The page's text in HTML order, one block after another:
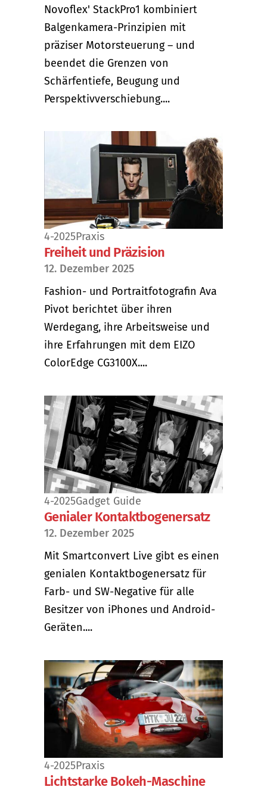
Novoflex' StackPro1 kombiniert
Balgenkamera-Prinzipien mit
präziser Motorsteuerung – und
beendet die Grenzen von
Schärfentiefe, Beugung und
Perspektivverschiebung....
4-2025Praxis
Freiheit und Präzision
12. Dezember 2025
Fashion- und Portraitfotografin Ava
Pivot berichtet über ihren
Werdegang, ihre Arbeitsweise und
ihre Erfahrungen mit dem EIZO
ColorEdge CG3100X....
4-2025Gadget Guide
Genialer Kontaktbogenersatz
12. Dezember 2025
Mit Smartconvert Live gibt es einen
genialen Kontaktbogenersatz für
Farb- und SW-Negative für alle
Besitzer von iPhones und Android-
Geräten....
4-2025Praxis
Lichtstarke Bokeh-Maschine